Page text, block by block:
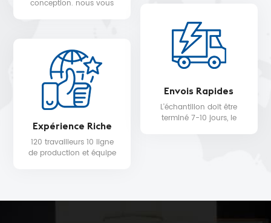
conception. nous vous
Expérience Riche
120 travailleurs 10 ligne
de production et équipe
Envois Rapides
L'échantillon doit être
terminé 7-10 jours, le